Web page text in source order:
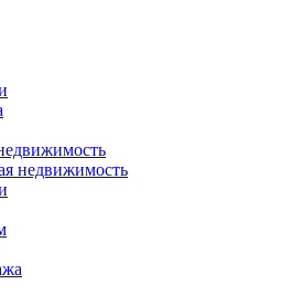
недвижимость